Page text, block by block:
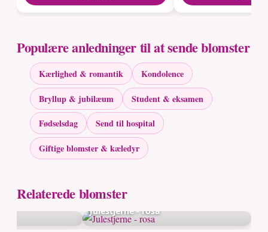
Populære anledninger til at sende blomster
Kærlighed & romantik
Kondolence
Bryllup & jubilæum
Student & eksamen
Fødselsdag
Send til hospital
Giftige blomster & kæledyr
Relaterede blomster
Julestjerne - rosa